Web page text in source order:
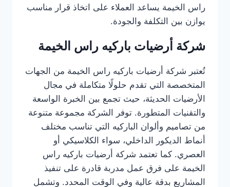
راس الخيمة يساعد العملاء على اتخاذ قرار مناسب
يوازن بين التكلفة والجودة.
شركة أرضيات باركيه راس الخيمة
تُعتبر شركة أرضيات باركيه راس الخيمة من الجهات
المتخصصة التي تقدم حلولًا متكاملة في مجال
الأرضيات الحديثة، حيث تجمع بين الخبرة الواسعة
والتقنيات المتطورة. توفر الشركة مجموعة متنوعة
من تصاميم وألوان الباركيه التي تناسب مختلف
أنماط الديكور الداخلي، سواء الكلاسيكي أو
العصري. كما تعتمد شركة أرضيات باركيه راس
الخيمة على فرق عمل مدربة قادرة على تنفيذ
المشاريع بدقة عالية وفي الوقت المحدد. وتشمل